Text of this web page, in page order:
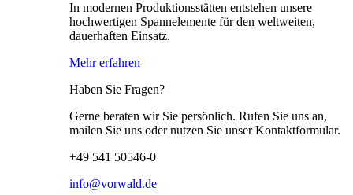
In modernen Produktionsstätten entstehen unsere
hochwertigen Spannelemente für den weltweiten,
dauerhaften Einsatz.
Mehr erfahren
Haben Sie Fragen?
Gerne beraten wir Sie persönlich. Rufen Sie uns an,
mailen Sie uns oder nutzen Sie unser Kontaktformular.
+49 541 50546-0
info@vorwald.de